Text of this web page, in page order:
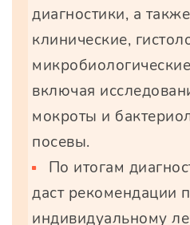
диагностики, а
клинические,
включая
мокроты и
посевы.
По итогам
даст рекомендации
индивидуальному